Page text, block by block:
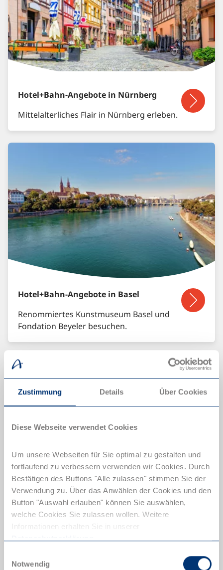
Zustimmung Details Über Cookies
Diese Webseite verwendet Cookies
Um unsere Webseiten für Sie optimal zu gestalten und
fortlaufend zu verbessern verwenden wir Cookies. Durch
Bestätigen des Buttons "Alle zulassen" stimmen Sie der
Verwendung zu. Über das Anwählen der Cookies und den
Button "Auswahl erlauben" können Sie auswählen,
welche Cookies Sie zulassen wollen. Weitere
Informationen erhalten Sie in unserer
Notwendig
Hotel+Bahn-Angebote in Nürnberg
Mittelalterliches Flair in Nürnberg erleben.
Hotel+Bahn-Angebote in Basel
Renommiertes Kunstmuseum Basel und
Fondation Beyeler besuchen.
Hotel + Bahn-Angebote in Salzburg
Idyllische Landschaft entlang der Salzach